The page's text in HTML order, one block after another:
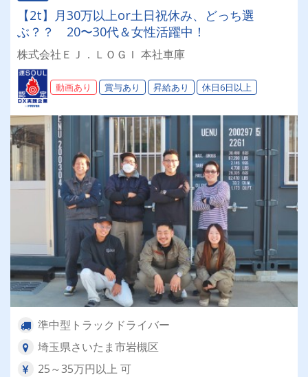
【2t】月30万以上or土日祝休み、どっち選
ぶ？？ 20〜30代＆女性活躍中！
株式会社ＥＪ．ＬＯＧＩ 本社車庫
動画あり 賞与あり 昇給あり 休日6日以上
準中型トラックドライバー
埼玉県さいたま市岩槻区
25～35万円以上 可